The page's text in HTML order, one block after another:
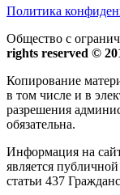
Политика
Общество с
rights reserved ©
Копирование
в том числе и в
разрешения
обязательна.
Информация на
является
статьи 437